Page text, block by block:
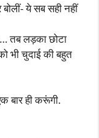
ये सब सही नहीं
तब लड़का छोटा
भी चुदाई की बहुत
बार ही करूंगी.